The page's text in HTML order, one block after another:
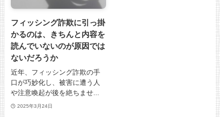
フィッシング詐欺に引っ掛
かるのは、きちんと内容を
読んでいないのが原因では
ないだろうか
近年、フィッシング詐欺の手
口が巧妙化し、被害に遭う人
や注意喚起が後を絶ちませ...
2025年3月24日